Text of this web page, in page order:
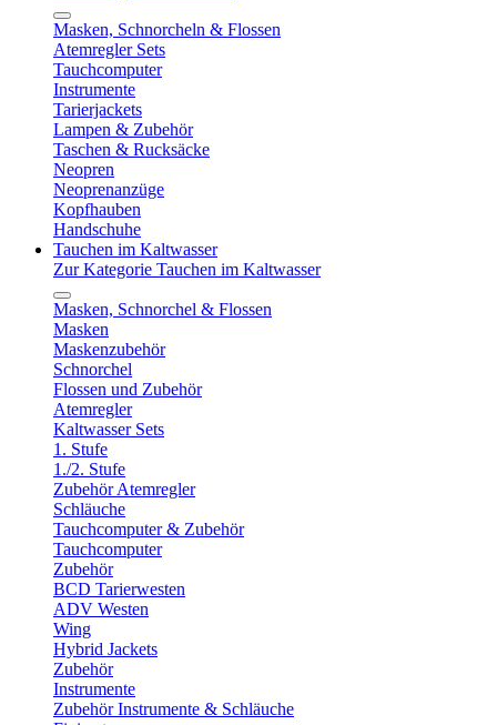
Masken, Schnorcheln & Flossen
Atemregler Sets
Tauchcomputer
Instrumente
Tarierjackets
Lampen & Zubehör
Taschen & Rucksäcke
Neopren
Neoprenanzüge
Kopfhauben
Handschuhe
Tauchen im Kaltwasser
Zur Kategorie Tauchen im Kaltwasser
Masken, Schnorchel & Flossen
Masken
Maskenzubehör
Schnorchel
Flossen und Zubehör
Atemregler
Kaltwasser Sets
1. Stufe
1./2. Stufe
Zubehör Atemregler
Schläuche
Tauchcomputer & Zubehör
Tauchcomputer
Zubehör
BCD Tarierwesten
ADV Westen
Wing
Hybrid Jackets
Zubehör
Instrumente
Zubehör Instrumente & Schläuche